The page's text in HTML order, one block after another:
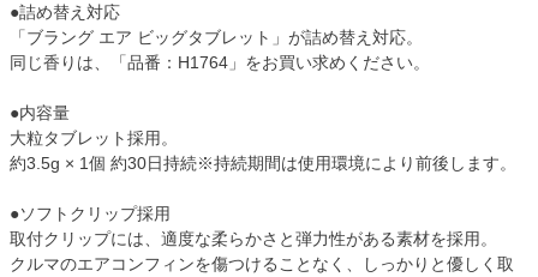
●詰め替え対応
「ブラング エア ビッグタブレット」が詰め替え対応。
同じ香りは、「品番：H1764」をお買い求めください。
●内容量
大粒タブレット採用。
約3.5g × 1個 約30日持続※持続期間は使用環境により前後します。
●ソフトクリップ採用
取付クリップには、適度な柔らかさと弾力性がある素材を採用。
クルマのエアコンフィンを傷つけることなく、しっかりと優しく取